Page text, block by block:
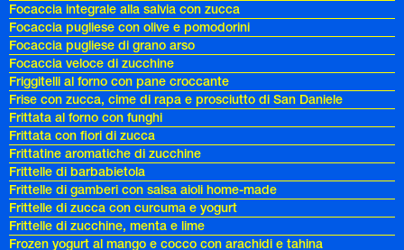
Focaccia integrale alla salvia con zucca
Focaccia pugliese con olive e pomodorini
Focaccia pugliese di grano arso
Focaccia veloce di zucchine
Friggitelli al forno con pane croccante
Frise con zucca, cime di rapa e prosciutto di San Daniele
Frittata al forno con funghi
Frittata con fiori di zucca
Frittatine aromatiche di zucchine
Frittelle di barbabietola
Frittelle di gamberi con salsa aioli home-made
Frittelle di zucca con curcuma e yogurt
Frittelle di zucchine, menta e lime
Frozen yogurt al mango e cocco con arachidi e tahina